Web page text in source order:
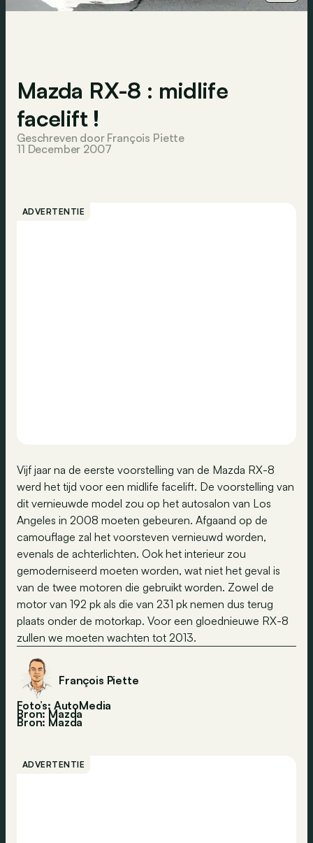
Mazda RX-8 : midlife
facelift !
Geschreven door François Piette
11 December 2007
ADVERTENTIE
Vijf jaar na de eerste voorstelling van de Mazda RX-8
werd het tijd voor een midlife facelift. De voorstelling van
dit vernieuwde model zou op het autosalon van Los
Angeles in 2008 moeten gebeuren. Afgaand op de
camouflage zal het voorsteven vernieuwd worden,
evenals de achterlichten. Ook het interieur zou
gemoderniseerd moeten worden, wat niet het geval is
van de twee motoren die gebruikt worden. Zowel de
motor van 192 pk als die van 231 pk nemen dus terug
plaats onder de motorkap. Voor een gloednieuwe RX-8
zullen we moeten wachten tot 2013.
François Piette
Foto’s: AutoMedia
Bron: Mazda
Bron: Mazda
ADVERTENTIE